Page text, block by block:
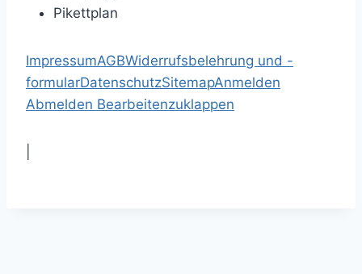
Pikettplan
ImpressumAGBWiderrufsbelehrung und -
formularDatenschutzSitemapAnmelden
Abmelden Bearbeitenzuklappen